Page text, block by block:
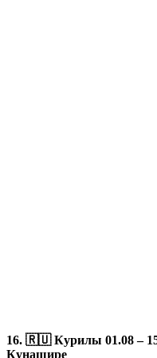
16. 🇷🇺 Курилы 01.08 –
Кунашире